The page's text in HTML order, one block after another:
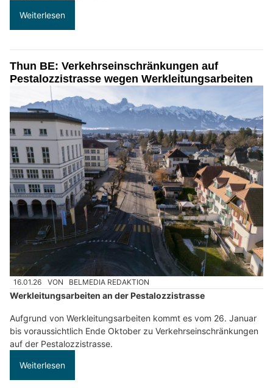
Weiterlesen
Thun BE: Verkehrseinschränkungen auf
Pestalozzistrasse wegen Werkleitungsarbeiten
16.01.26 VON BELMEDIA REDAKTION
Werkleitungsarbeiten an der Pestalozzistrasse
Aufgrund von Werkleitungsarbeiten kommt es vom 26. Januar
bis voraussichtlich Ende Oktober zu Verkehrseinschränkungen
auf der Pestalozzistrasse.
Weiterlesen